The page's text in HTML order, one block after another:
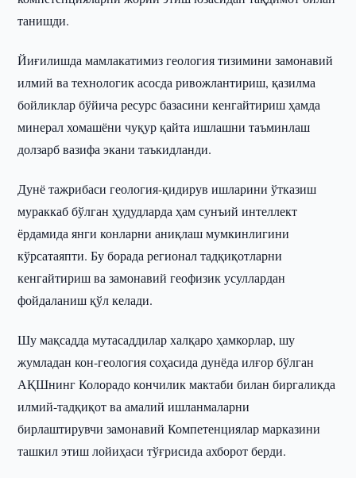
танишди.
Йиғилишда мамлакатимиз геология тизимини замонавий
илмий ва технологик асосда ривожлантириш, қазилма
бойликлар бўйича ресурс базасини кенгайтириш ҳамда
минерал хомашёни чуқур қайта ишлашни таъминлаш
долзарб вазифа экани таъкидланди.
Дунё тажрибаси геология-қидирув ишларини ўтказиш
мураккаб бўлган ҳудудларда ҳам сунъий интеллект
ёрдамида янги конларни аниқлаш мумкинлигини
кўрсатаяпти. Бу борада регионал тадқиқотларни
кенгайтириш ва замонавий геофизик усуллардан
фойдаланиш қўл келади.
Шу мақсадда мутасаддилар халқаро ҳамкорлар, шу
жумладан кон-геология соҳасида дунёда илғор бўлган
АҚШнинг Колорадо кончилик мактаби билан биргаликда
илмий-тадқиқот ва амалий ишланмаларни
бирлаштирувчи замонавий Компетенциялар марказини
ташкил этиш лойиҳаси тўғрисида ахборот берди.